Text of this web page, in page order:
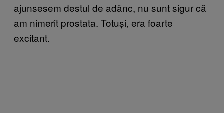
ajunsesem destul de adânc, nu sunt sigur că
am nimerit prostata. Totuși, era foarte
excitant.